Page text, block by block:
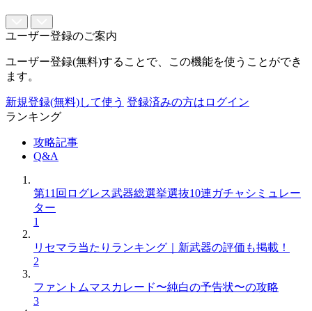
ユーザー登録のご案内
ユーザー登録(無料)することで、この機能を使うことができ
ます。
新規登録(無料)して使う 登録済みの方はログイン
ランキング
攻略記事
Q&A
第11回ログレス武器総選挙選抜10連ガチャシミュレー
ター
1
リセマラ当たりランキング｜新武器の評価も掲載！
2
ファントムマスカレード〜純白の予告状〜の攻略
3